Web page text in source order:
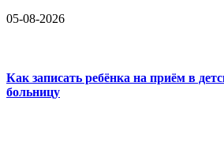
05-08-2026
Как записать ребёнка на приём в
больницу